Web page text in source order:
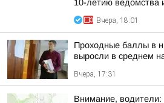
10-летию ведомства
Вчера, 18:01
Проходные баллы в
выросли в среднем
Вчера, 17:31
Внимание, водители: